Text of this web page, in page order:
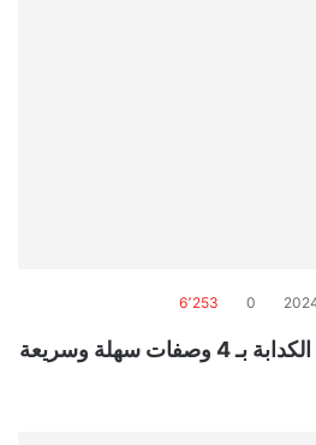
0 6٬253
طريقة الكنافة بالقشطة الكدابة بـ 4 وصفات سهلة وسريعة